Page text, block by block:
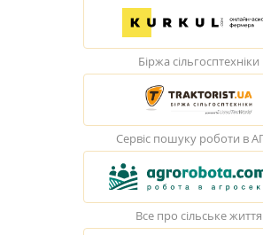
Біржа сільгосптехніки
Сервіс пошуку роботи в
Все про сільське життя